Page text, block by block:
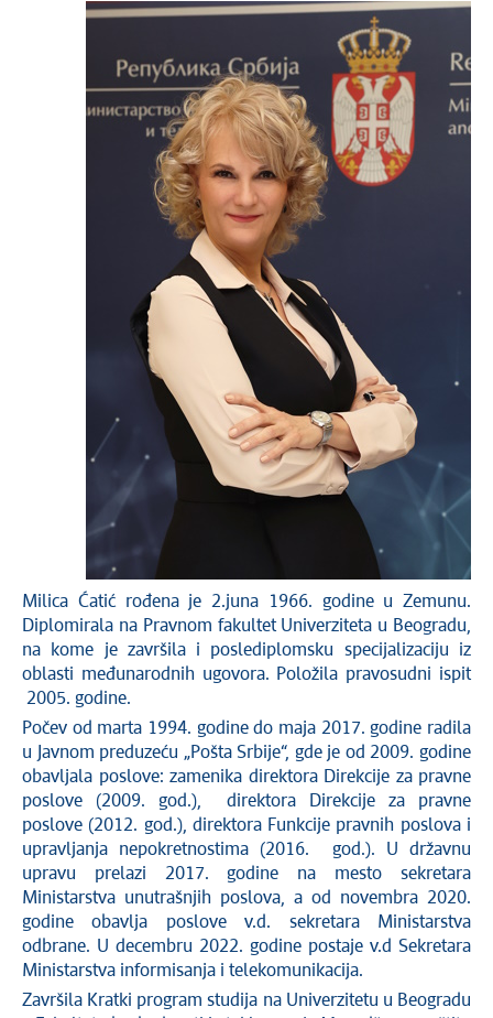
Milica Ćatić rođena je 2.juna 1966. godine u Zemunu.
Diplomirala na Pravnom fakultet Univerziteta u Beogradu,
na kome je završila i poslediplomsku specijalizaciju iz
oblasti međunarodnih ugovora. Položila pravosudni ispit
2005. godine.
Počev od marta 1994. godine do maja 2017. godine radila
u Javnom preduzeću „Pošta Srbije“, gde je od 2009. godine
obavljala poslove: zamenika direktora Direkcije za pravne
poslove (2009. god.), direktora Direkcije za pravne
poslove (2012. god.), direktora Funkcije pravnih poslova i
upravljanja nepokretnostima (2016. god.). U državnu
upravu prelazi 2017. godine na mesto sekretara
Ministarstva unutrašnjih poslova, a od novembra 2020.
godine obavlja poslove v.d. sekretara Ministarstva
odbrane. U decembru 2022. godine postaje v.d Sekretara
Ministarstva informisanja i telekomunikacija.
Završila Kratki program studija na Univerzitetu u Beogradu